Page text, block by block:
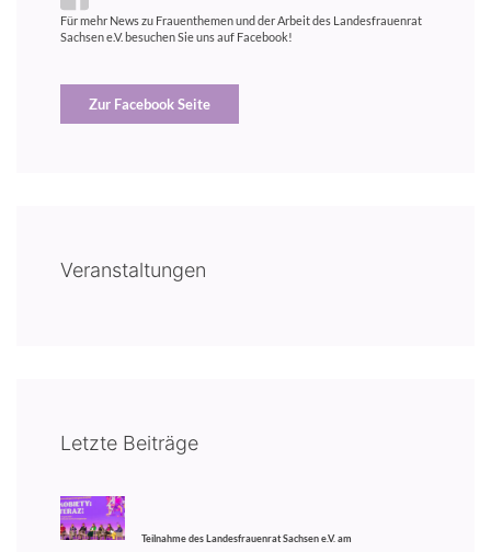
Für mehr News zu Frauenthemen und der Arbeit des Landesfrauenrat
Sachsen e.V. besuchen Sie uns auf Facebook!
Zur Facebook Seite
Veranstaltungen
Letzte Beiträge
Teilnahme des Landesfrauenrat Sachsen e.V. am